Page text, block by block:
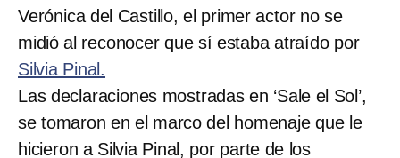
Verónica del Castillo, el primer actor no se
midió al reconocer que sí estaba atraído por
Silvia Pinal.
Las declaraciones mostradas en ‘Sale el Sol’,
se tomaron en el marco del homenaje que le
hicieron a Silvia Pinal, por parte de los